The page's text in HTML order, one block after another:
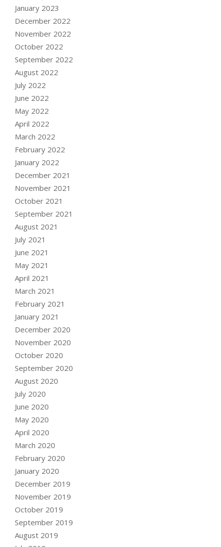
January 2023
December 2022
November 2022
October 2022
September 2022
August 2022
July 2022
June 2022
May 2022
April 2022
March 2022
February 2022
January 2022
December 2021
November 2021
October 2021
September 2021
August 2021
July 2021
June 2021
May 2021
April 2021
March 2021
February 2021
January 2021
December 2020
November 2020
October 2020
September 2020
August 2020
July 2020
June 2020
May 2020
April 2020
March 2020
February 2020
January 2020
December 2019
November 2019
October 2019
September 2019
August 2019